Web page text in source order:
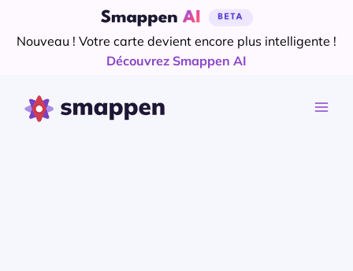
Nouveau ! Votre carte devient encore plus intelligente !
Découvrez Smappen AI
contenu